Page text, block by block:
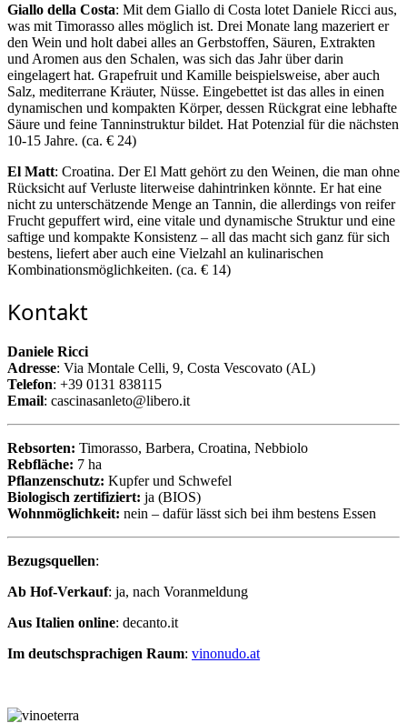
Giallo della Costa: Mit dem Giallo di Costa lotet Daniele Ricci aus,
was mit Timorasso alles möglich ist. Drei Monate lang mazeriert er
den Wein und holt dabei alles an Gerbstoffen, Säuren, Extrakten
und Aromen aus den Schalen, was sich das Jahr über darin
eingelagert hat. Grapefruit und Kamille beispielsweise, aber auch
Salz, mediterrane Kräuter, Nüsse. Eingebettet ist das alles in einen
dynamischen und kompakten Körper, dessen Rückgrat eine lebhafte
Säure und feine Tanninstruktur bildet. Hat Potenzial für die nächsten
10-15 Jahre. (ca. € 24)
El Matt: Croatina. Der El Matt gehört zu den Weinen, die man ohne
Rücksicht auf Verluste literweise dahintrinken könnte. Er hat eine
nicht zu unterschätzende Menge an Tannin, die allerdings von reifer
Frucht gepuffert wird, eine vitale und dynamische Struktur und eine
saftige und kompakte Konsistenz – all das macht sich ganz für sich
bestens, liefert aber auch eine Vielzahl an kulinarischen
Kombinationsmöglichkeiten. (ca. € 14)
Kontakt
Daniele Ricci
Adresse: Via Montale Celli, 9, Costa Vescovato (AL)
Telefon: +39 0131 838115
Email: cascinasanleto@libero.it
Rebsorten: Timorasso, Barbera, Croatina, Nebbiolo
Rebfläche: 7 ha
Pflanzenschutz: Kupfer und Schwefel
Biologisch zertifiziert: ja (BIOS)
Wohnmöglichkeit: nein – dafür lässt sich bei ihm bestens Essen
Bezugsquellen:
Ab Hof-Verkauf: ja, nach Voranmeldung
Aus Italien online: decanto.it
Im deutschsprachigen Raum: vinonudo.at